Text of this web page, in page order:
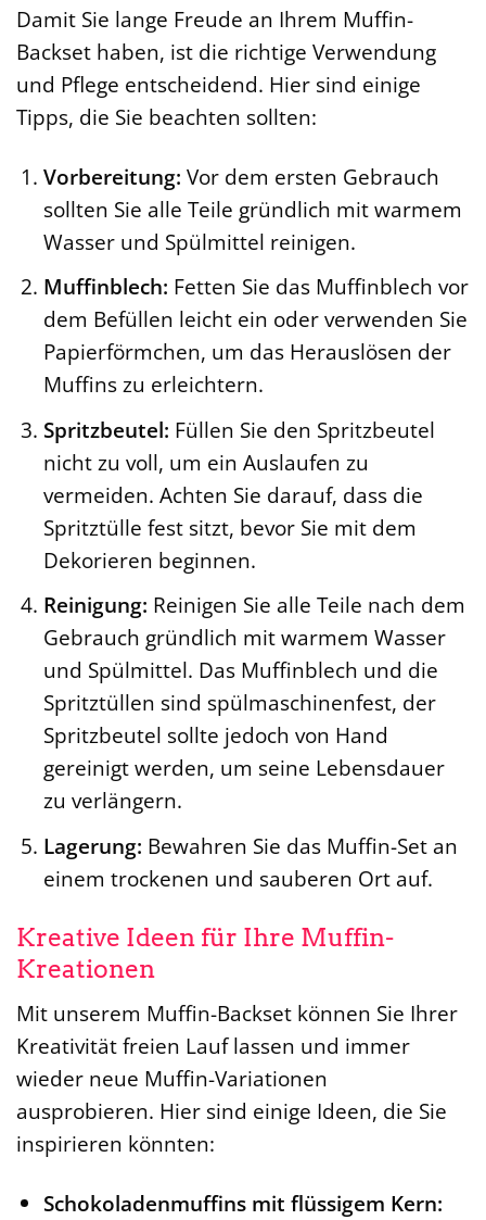
Damit Sie lange Freude an Ihrem Muffin-
Backset haben, ist die richtige Verwendung
und Pflege entscheidend. Hier sind einige
Tipps, die Sie beachten sollten:
Vorbereitung: Vor dem ersten Gebrauch
sollten Sie alle Teile gründlich mit warmem
Wasser und Spülmittel reinigen.
Muffinblech: Fetten Sie das Muffinblech vor
dem Befüllen leicht ein oder verwenden Sie
Papierförmchen, um das Herauslösen der
Muffins zu erleichtern.
Spritzbeutel: Füllen Sie den Spritzbeutel
nicht zu voll, um ein Auslaufen zu
vermeiden. Achten Sie darauf, dass die
Spritztülle fest sitzt, bevor Sie mit dem
Dekorieren beginnen.
Reinigung: Reinigen Sie alle Teile nach dem
Gebrauch gründlich mit warmem Wasser
und Spülmittel. Das Muffinblech und die
Spritztüllen sind spülmaschinenfest, der
Spritzbeutel sollte jedoch von Hand
gereinigt werden, um seine Lebensdauer
zu verlängern.
Lagerung: Bewahren Sie das Muffin-Set an
einem trockenen und sauberen Ort auf.
Kreative Ideen für Ihre Muffin-
Kreationen
Mit unserem Muffin-Backset können Sie Ihrer
Kreativität freien Lauf lassen und immer
wieder neue Muffin-Variationen
ausprobieren. Hier sind einige Ideen, die Sie
inspirieren könnten:
Schokoladenmuffins mit flüssigem Kern: